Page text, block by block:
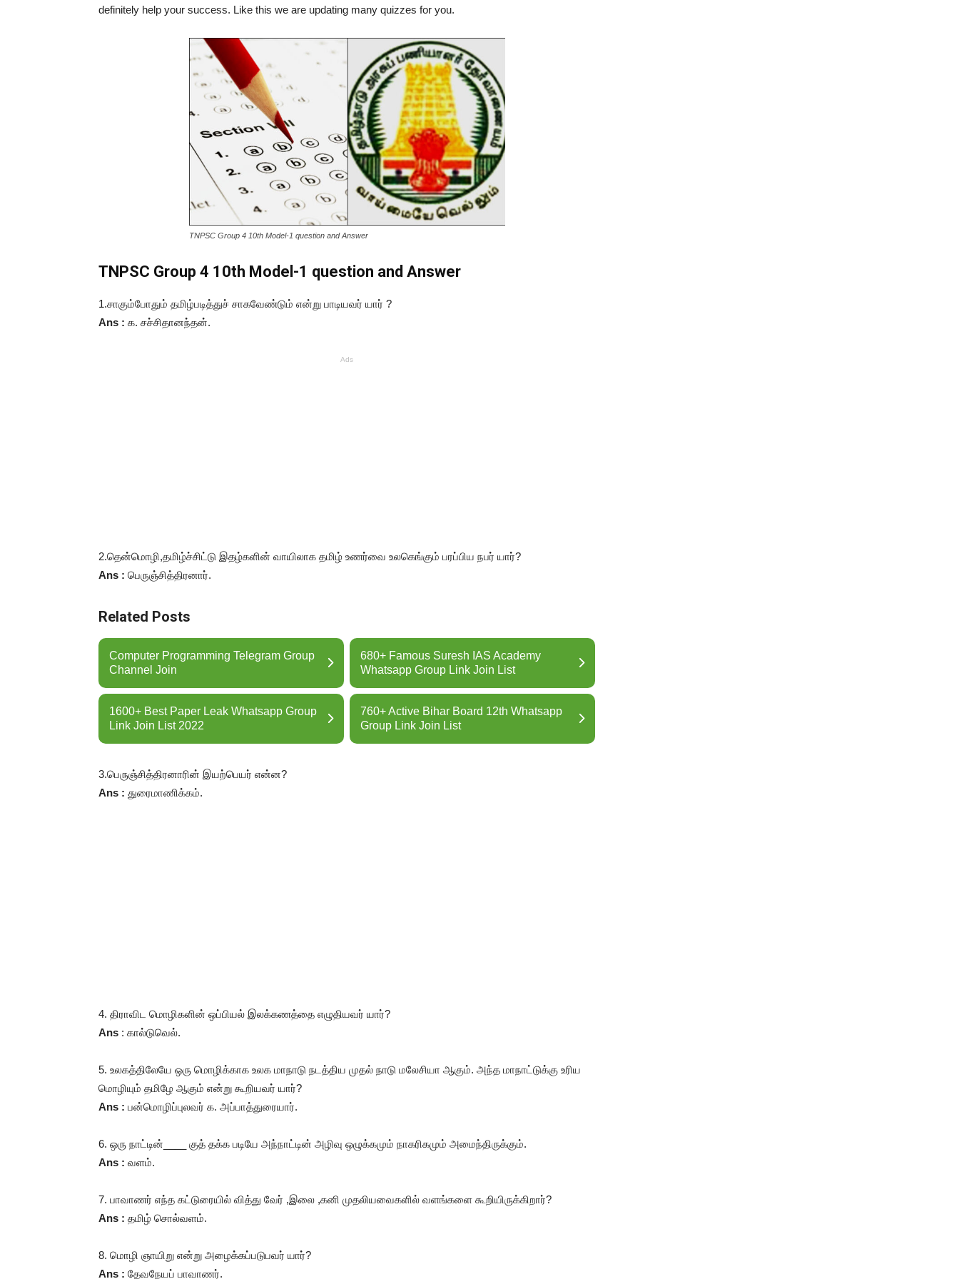
definitely help your success. Like this we are updating many quizzes for you.
TNPSC Group 4 10th Model-1 question and Answer
TNPSC Group 4 10th Model-1 question and Answer
1.சாகும்போதும் தமிழ்படித்துச் சாகவேண்டும் என்று பாடியவர் யார் ?
Ans : க. சச்சிதானந்தன்.
Ads
2.தென்மொழி,தமிழ்ச்சிட்டு இதழ்களின் வாயிலாக தமிழ் உணர்வை உலகெங்கும் பரப்பிய நபர் யார்?
Ans : பெருஞ்சித்திரனார்.
Related Posts
Computer Programming Telegram Group
Channel Join
680+ Famous Suresh IAS Academy
Whatsapp Group Link Join List
1600+ Best Paper Leak Whatsapp Group
Link Join List 2022
760+ Active Bihar Board 12th Whatsapp
Group Link Join List
3.பெருஞ்சித்திரனாரின் இயற்பெயர் என்ன?
Ans : துரைமாணிக்கம்.
4. திராவிட மொழிகளின் ஒப்பியல் இலக்கணத்தை எழுதியவர் யார்?
Ans : கால்டுவெல்.
5. உலகத்திலேயே ஒரு மொழிக்காக உலக மாநாடு நடத்திய முதல் நாடு மலேசியா ஆகும். அந்த மாநாட்டுக்கு உரிய
மொழியும் தமிழே ஆகும் என்று கூறியவர் யார்?
Ans : பன்மொழிப்புலவர் க. அப்பாத்துரையார்.
6. ஒரு நாட்டின் குத் தக்க படியே அந்நாட்டின் அழிவு ஒழுக்கமும் நாகரிகமும் அமைந்திருக்கும்.
Ans : வளம்.
7. பாவாணர் எந்த கட்டுரையில் வித்து வேர் ,இலை ,கனி முதலியவைகளில் வளங்களை கூறியிருக்கிறார்?
Ans : தமிழ் சொல்வளம்.
8. மொழி ஞாயிறு என்று அழைக்கப்படுபவர் யார்?
Ans : தேவநேயப் பாவாணர்.